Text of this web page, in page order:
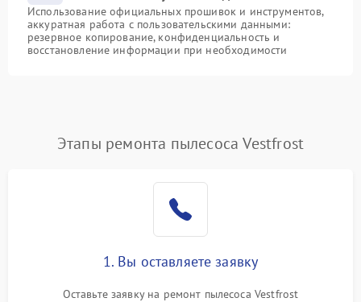
Использование официальных прошивок и инструментов,
аккуратная работа с пользовательскими данными:
резервное копирование, конфиденциальность и
восстановление информации при необходимости
Этапы ремонта пылесоса Vestfrost
1. Вы оставляете заявку
Оставьте заявку на ремонт пылесоса Vestfrost